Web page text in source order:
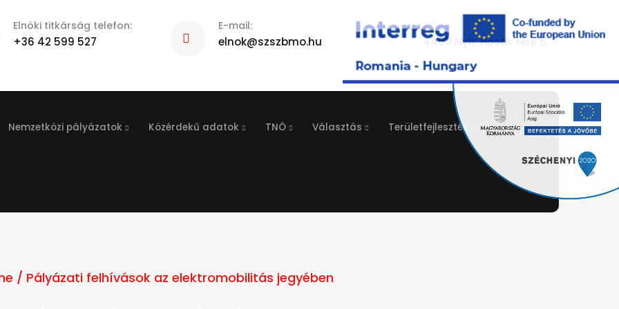
Elnöki titkárság telefon:
+36 42 599 527
E-mail:
elnok@szszbmo.hu
Cím:
4400 Nyh. Hősök tere 5.
Nemzetközi pályázatok Közérdekű adatok TNÖ Választás Területfejlesztés
/ Pályázati felhívások az elektromobilitás jegyében